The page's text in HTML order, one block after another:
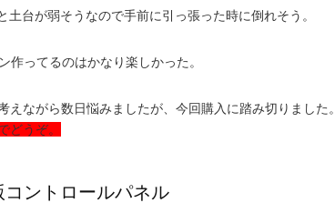
土台が弱そうなので手前に引っ張った時に倒れそう。
作ってるのはかなり楽しかった。
えながら数日悩みましたが、今回購入に踏み切りました。
どうぞ。
コントロールパネル